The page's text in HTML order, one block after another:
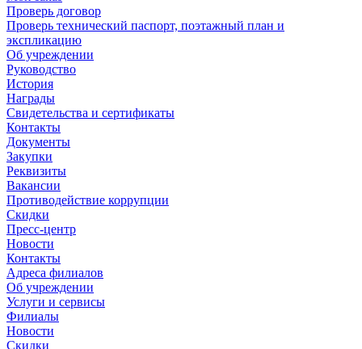
Проверь договор
Проверь технический паспорт, поэтажный план и
экспликацию
Об учреждении
Руководство
История
Награды
Свидетельства и сертификаты
Контакты
Документы
Закупки
Реквизиты
Вакансии
Противодействие коррупции
Скидки
Пресс-центр
Новости
Контакты
Адреса филиалов
Об учреждении
Услуги и сервисы
Филиалы
Новости
Скидки